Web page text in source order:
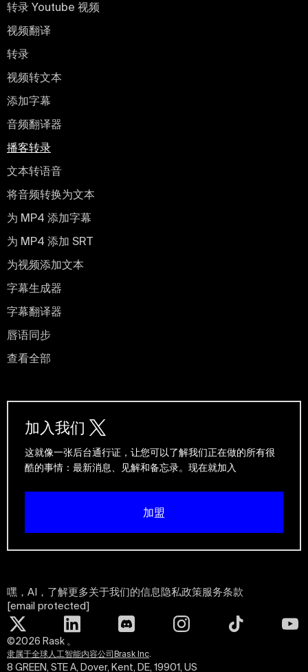
转录 Youtube 视频
视频翻译
转录
视频转文本
添加字幕
音频翻译器
播客转录
文本转语音
将音频转换为文本
为 MP4 添加字幕
为 MP4 添加 SRT
为视频添加文本
字幕生成器
字幕翻译器
唇语同步
查看全部
加入我们
这就像一张后台通行证，让您可以了解我们正在做的所有很
酷的事情：最新消息、见解和备忘录。现在就加入
加盟
©2026 Rask 。
隶属于全球人工智能内容公司Brask Inc.
8 GREEN, STE A, Dover, Kent, DE, 19901, US
嘿，AI，了解更多关于我们的信息隐私政策服务条款
[email protected]